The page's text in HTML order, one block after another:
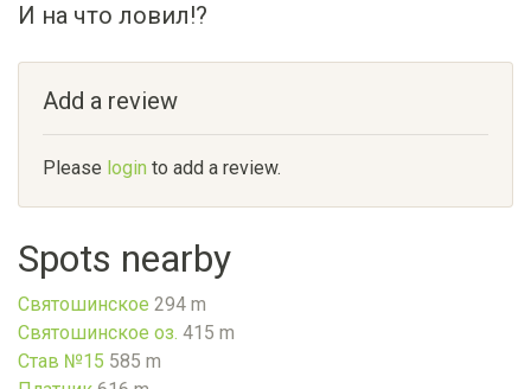
И на что ловил!?
Add a review
Please login to add a review.
Spots nearby
Святошинское 294 m
Святошинское оз. 415 m
Став №15 585 m